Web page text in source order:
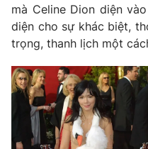
Theo dõi báo trên
Cơ quan chủ quản:Đài
mà Celine Dion diện
diện cho sự khác biệt,
trọng, thanh lịch một